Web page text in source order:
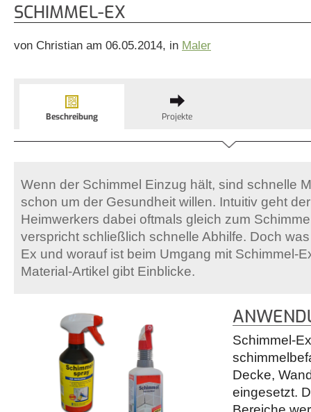
SCHIMMEL-EX
von Christian am 06.05.2014, in Maler
Beschreibung Projekte
Wenn der Schimmel Einzug hält, sind schnelle
schon um der Gesundheit willen. Intuitiv geht
Heimwerkers dabei oftmals gleich zum
verspricht schließlich schnelle Abhilfe. Doch
Ex und worauf ist beim Umgang mit Schimmel-
Material-Artikel gibt Einblicke.
Schimmel-
Decke,
eingesetzt.